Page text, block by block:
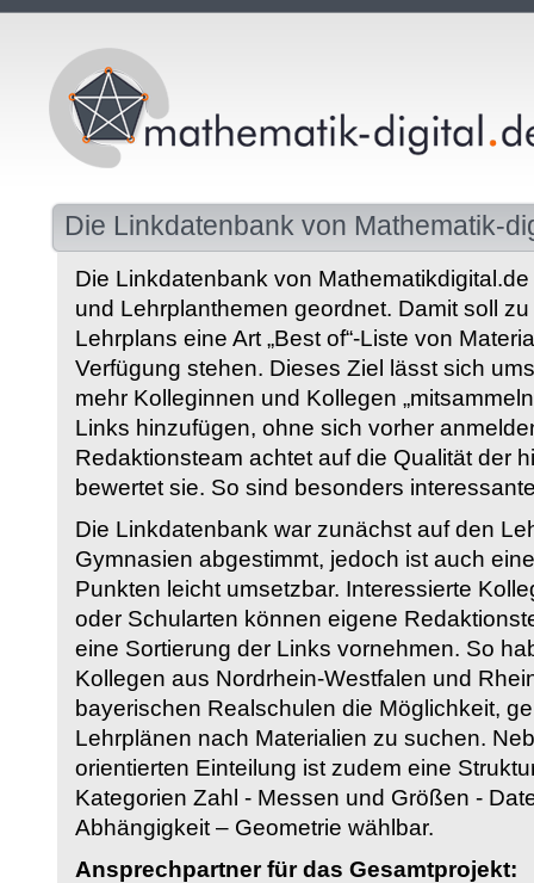
Die Linkdatenbank von Mathematik-
Die Linkdatenbank von
und Lehrplanthemen geordnet. Damit soll
Lehrplans eine Art „Best of“-Liste von
Verfügung stehen. Dieses Ziel lässt sich
mehr Kolleginnen und Kollegen
Links hinzufügen, ohne sich vorher
Redaktionsteam achtet auf die Qualität der
bewertet sie. So sind besonders
Die Linkdatenbank war zunächst auf den
Gymnasien abgestimmt, jedoch ist auch
Punkten leicht umsetzbar. Interessierte
oder Schularten können eigene
eine Sortierung der Links vornehmen. So
Kollegen aus Nordrhein-Westfalen und
bayerischen Realschulen die Möglichkeit,
Lehrplänen nach Materialien zu suchen.
orientierten Einteilung ist zudem eine
Kategorien Zahl - Messen und Größen -
Abhängigkeit – Geometrie wählbar.
Ansprechpartner für das Gesamtprojekt: